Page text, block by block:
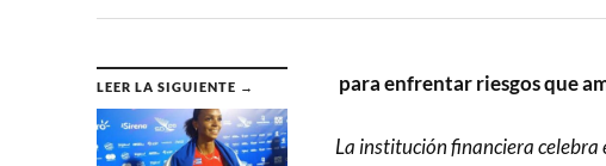
LEER LA SIGUIENTE → para enfrentar riesgos que
La institución financiera celebra